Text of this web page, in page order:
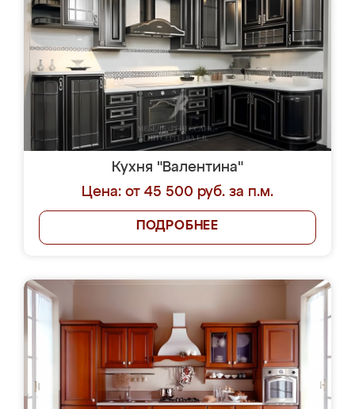
Кухня "Валентина"
Цена: от 45 500 руб. за п.м.
ПОДРОБНЕЕ